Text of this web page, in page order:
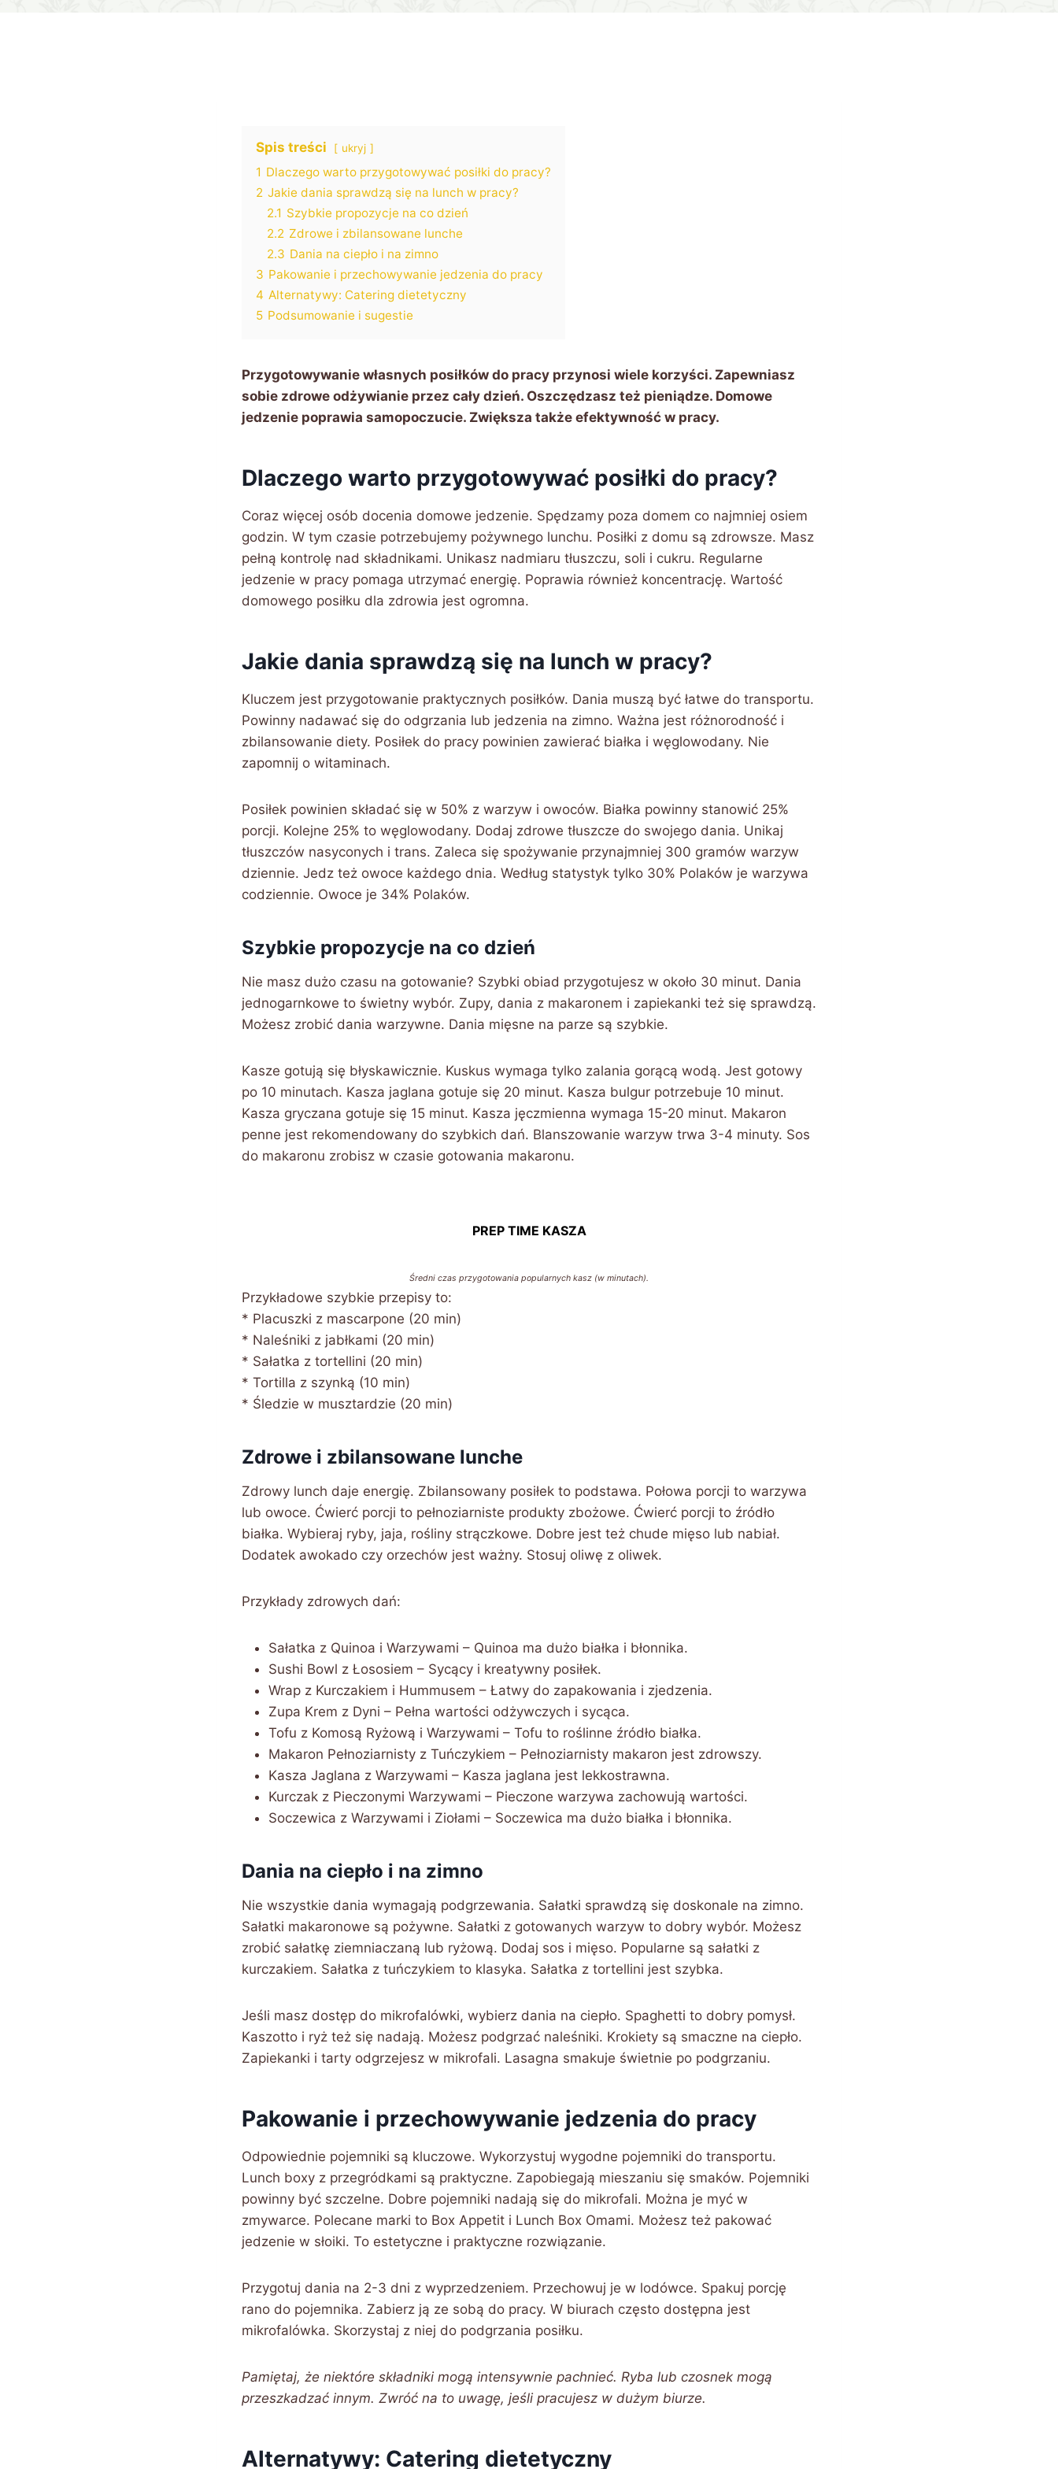
Spis treści ukryj
1 Dlaczego warto przygotowywać posiłki do pracy?
2 Jakie dania sprawdzą się na lunch w pracy?
2.1 Szybkie propozycje na co dzień
2.2 Zdrowe i zbilansowane lunche
2.3 Dania na ciepło i na zimno
3 Pakowanie i przechowywanie jedzenia do pracy
4 Alternatywy: Catering dietetyczny
5 Podsumowanie i sugestie
Przygotowywanie własnych posiłków do pracy przynosi wiele korzyści. Zapewniasz
sobie zdrowe odżywianie przez cały dzień. Oszczędzasz też pieniądze. Domowe
jedzenie poprawia samopoczucie. Zwiększa także efektywność w pracy.
Dlaczego warto przygotowywać posiłki do pracy?
Coraz więcej osób docenia domowe jedzenie. Spędzamy poza domem co najmniej osiem
godzin. W tym czasie potrzebujemy pożywnego lunchu. Posiłki z domu są zdrowsze. Masz
pełną kontrolę nad składnikami. Unikasz nadmiaru tłuszczu, soli i cukru. Regularne
jedzenie w pracy pomaga utrzymać energię. Poprawia również koncentrację. Wartość
domowego posiłku dla zdrowia jest ogromna.
Jakie dania sprawdzą się na lunch w pracy?
Kluczem jest przygotowanie praktycznych posiłków. Dania muszą być łatwe do transportu.
Powinny nadawać się do odgrzania lub jedzenia na zimno. Ważna jest różnorodność i
zbilansowanie diety. Posiłek do pracy powinien zawierać białka i węglowodany. Nie
zapomnij o witaminach.
Posiłek powinien składać się w 50% z warzyw i owoców. Białka powinny stanowić 25%
porcji. Kolejne 25% to węglowodany. Dodaj zdrowe tłuszcze do swojego dania. Unikaj
tłuszczów nasyconych i trans. Zaleca się spożywanie przynajmniej 300 gramów warzyw
dziennie. Jedz też owoce każdego dnia. Według statystyk tylko 30% Polaków je warzywa
codziennie. Owoce je 34% Polaków.
Szybkie propozycje na co dzień
Nie masz dużo czasu na gotowanie? Szybki obiad przygotujesz w około 30 minut. Dania
jednogarnkowe to świetny wybór. Zupy, dania z makaronem i zapiekanki też się sprawdzą.
Możesz zrobić dania warzywne. Dania mięsne na parze są szybkie.
Kasze gotują się błyskawicznie. Kuskus wymaga tylko zalania gorącą wodą. Jest gotowy
po 10 minutach. Kasza jaglana gotuje się 20 minut. Kasza bulgur potrzebuje 10 minut.
Kasza gryczana gotuje się 15 minut. Kasza jęczmienna wymaga 15-20 minut. Makaron
penne jest rekomendowany do szybkich dań. Blanszowanie warzyw trwa 3-4 minuty. Sos
do makaronu zrobisz w czasie gotowania makaronu.
PREP TIME KASZA
Średni czas przygotowania popularnych kasz (w minutach).
Przykładowe szybkie przepisy to:
* Placuszki z mascarpone (20 min)
* Naleśniki z jabłkami (20 min)
* Sałatka z tortellini (20 min)
* Tortilla z szynką (10 min)
* Śledzie w musztardzie (20 min)
Zdrowe i zbilansowane lunche
Zdrowy lunch daje energię. Zbilansowany posiłek to podstawa. Połowa porcji to warzywa
lub owoce. Ćwierć porcji to pełnoziarniste produkty zbożowe. Ćwierć porcji to źródło
białka. Wybieraj ryby, jaja, rośliny strączkowe. Dobre jest też chude mięso lub nabiał.
Dodatek awokado czy orzechów jest ważny. Stosuj oliwę z oliwek.
Przykłady zdrowych dań:
Sałatka z Quinoa i Warzywami – Quinoa ma dużo białka i błonnika.
Sushi Bowl z Łososiem – Sycący i kreatywny posiłek.
Wrap z Kurczakiem i Hummusem – Łatwy do zapakowania i zjedzenia.
Zupa Krem z Dyni – Pełna wartości odżywczych i sycąca.
Tofu z Komosą Ryżową i Warzywami – Tofu to roślinne źródło białka.
Makaron Pełnoziarnisty z Tuńczykiem – Pełnoziarnisty makaron jest zdrowszy.
Kasza Jaglana z Warzywami – Kasza jaglana jest lekkostrawna.
Kurczak z Pieczonymi Warzywami – Pieczone warzywa zachowują wartości.
Soczewica z Warzywami i Ziołami – Soczewica ma dużo białka i błonnika.
Dania na ciepło i na zimno
Nie wszystkie dania wymagają podgrzewania. Sałatki sprawdzą się doskonale na zimno.
Sałatki makaronowe są pożywne. Sałatki z gotowanych warzyw to dobry wybór. Możesz
zrobić sałatkę ziemniaczaną lub ryżową. Dodaj sos i mięso. Popularne są sałatki z
kurczakiem. Sałatka z tuńczykiem to klasyka. Sałatka z tortellini jest szybka.
Jeśli masz dostęp do mikrofalówki, wybierz dania na ciepło. Spaghetti to dobry pomysł.
Kaszotto i ryż też się nadają. Możesz podgrzać naleśniki. Krokiety są smaczne na ciepło.
Zapiekanki i tarty odgrzejesz w mikrofali. Lasagna smakuje świetnie po podgrzaniu.
Pakowanie i przechowywanie jedzenia do pracy
Odpowiednie pojemniki są kluczowe. Wykorzystuj wygodne pojemniki do transportu.
Lunch boxy z przegródkami są praktyczne. Zapobiegają mieszaniu się smaków. Pojemniki
powinny być szczelne. Dobre pojemniki nadają się do mikrofali. Można je myć w
zmywarce. Polecane marki to Box Appetit i Lunch Box Omami. Możesz też pakować
jedzenie w słoiki. To estetyczne i praktyczne rozwiązanie.
Przygotuj dania na 2-3 dni z wyprzedzeniem. Przechowuj je w lodówce. Spakuj porcję
rano do pojemnika. Zabierz ją ze sobą do pracy. W biurach często dostępna jest
mikrofalówka. Skorzystaj z niej do podgrzania posiłku.
Pamiętaj, że niektóre składniki mogą intensywnie pachnieć. Ryba lub czosnek mogą
przeszkadzać innym. Zwróć na to uwagę, jeśli pracujesz w dużym biurze.
Alternatywy: Catering dietetyczny